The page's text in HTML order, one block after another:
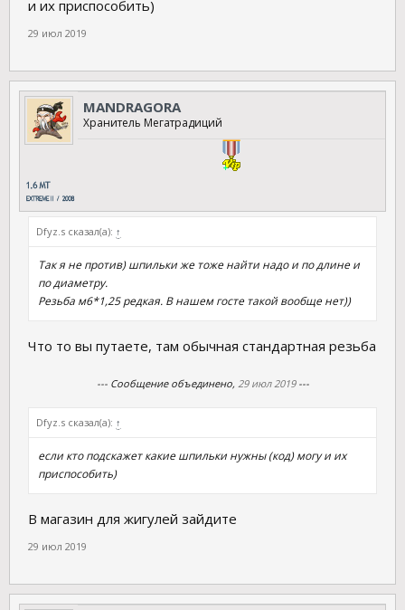
и их приспособить)
29 июл 2019
MANDRAGORA
Хранитель Мегатрадиций
Dfyz.s сказал(а): ↑
Так я не против) шпильки же тоже найти надо и по длине и
по диаметру.
Резьба м6*1,25 редкая. В нашем госте такой вообще нет))
Что то вы путаете, там обычная стандартная резьба
--- Сообщение объединено, 29 июл 2019---
Dfyz.s сказал(а): ↑
если кто подскажет какие шпильки нужны (код) могу и их
приспособить)
В магазин для жигулей зайдите
29 июл 2019